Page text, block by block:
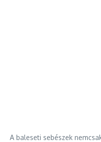
A baleseti sebészek